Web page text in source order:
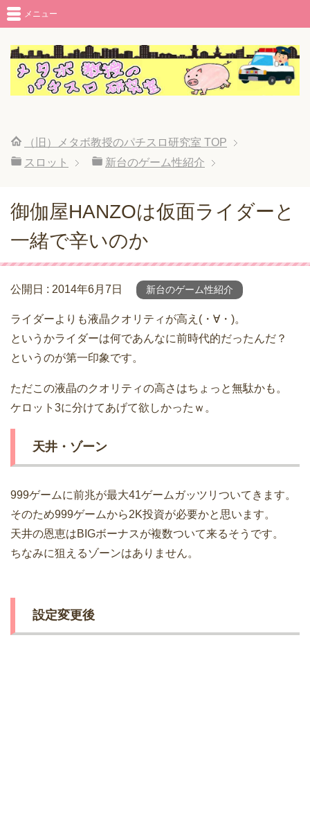
メニュー
（旧）メタボ教授のパチスロ研究室 TOP
スロット
新台のゲーム性紹介
御伽屋HANZOは仮面ライダーと
一緒で辛いのか
公開日 : 2014年6月7日 新台のゲーム性紹介
ライダーよりも液晶クオリティが高え(・∀・)。
というかライダーは何であんなに前時代的だったんだ？
というのが第一印象です。
ただこの液晶のクオリティの高さはちょっと無駄かも。
ケロット3に分けてあげて欲しかったｗ。
天井・ゾーン
999ゲームに前兆が最大41ゲームガッツリついてきます。
そのため999ゲームから2K投資が必要かと思います。
天井の恩恵はBIGボーナスが複数ついて来るそうです。
ちなみに狙えるゾーンはありません。
設定変更後